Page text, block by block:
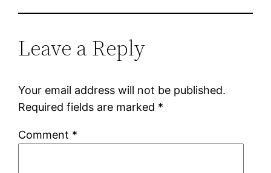
Leave a Reply
Your email address will not be published.
Required fields are marked *
Comment *